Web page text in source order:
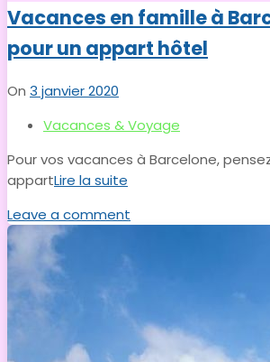
Vacances en famille à
pour un appart hôtel
On 3 janvier 2020
Vacances & Voyage
Pour vos vacances à Barcelone,
appartLire la suite
Leave a comment